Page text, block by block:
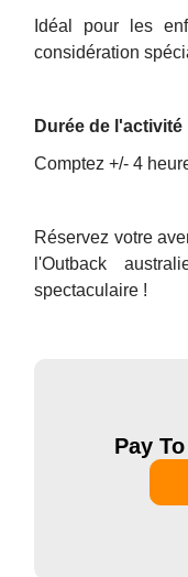
Idéal pour les
considération
Durée de l'activité
Comptez +/- 4
Réservez votre
l'Outback
spectaculaire !
Pay